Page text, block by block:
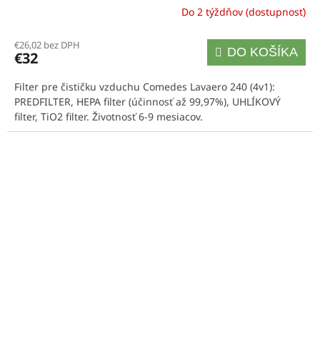
Do 2 týždňov (dostupnosť)
€26,02 bez DPH
€32 DO KOŠÍKA
Filter pre čističku vzduchu Comedes Lavaero 240 (4v1):
PREDFILTER, HEPA filter (účinnosť až 99,97%), UHLÍKOVÝ
filter, TiO2 filter. Životnosť 6-9 mesiacov.